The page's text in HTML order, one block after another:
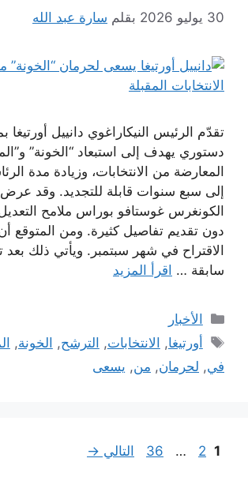
30 يوليو 2026 بقلم سارة عبد الله
تقدّم الرئيس النيكاراغوي دانييل
دستوري يهدف إلى استبعاد “الخونة”
المعارضة من الانتخابات، وزيادة مدة
إلى سبع سنوات قابلة للتجديد. وقد
الكونغرس غوستافو بوراس ملامح التعديل
دون تقديم تفاصيل كثيرة. ومن المتوقع
الاقتراح في شهر سبتمبر. ويأتي ذلك
سابقة … اقرأ المزيد
التصنيفات
الأخبار
الوسوم
أورتيغا, الانتخابات, الترشح, الخونة,
في, لحرمان, من, يسعى
Page
1
Page
2
…
Page
36 التالي →